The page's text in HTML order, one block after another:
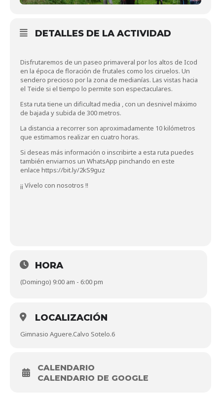
DETALLES DE LA ACTIVIDAD
Disfrutaremos de un paseo primaveral por los altos de Icod
en la época de floración de frutales como los ciruelos. Un
sendero precioso por la zona de medianías. Las vistas hacia
el Teide si el tiempo lo permite son espectaculares.
Esta ruta tiene un dificultad media , con un desnivel máximo
de bajada y subida de 300 metros.
La distancia a recorrer son aproximadamente 10 kilómetros
que estimamos realizar en cuatro horas.
Si deseas más información o inscribirte a esta ruta puedes
también enviarnos un WhatsApp pinchando en este
enlace https://bit.ly/2kS9guz
¡¡ Vívelo con nosotros !!
HORA
(Domingo) 9:00 am - 6:00 pm
LOCALIZACIÓN
Gimnasio Aguere.Calvo Sotelo.6
CALENDARIO
CALENDARIO DE GOOGLE